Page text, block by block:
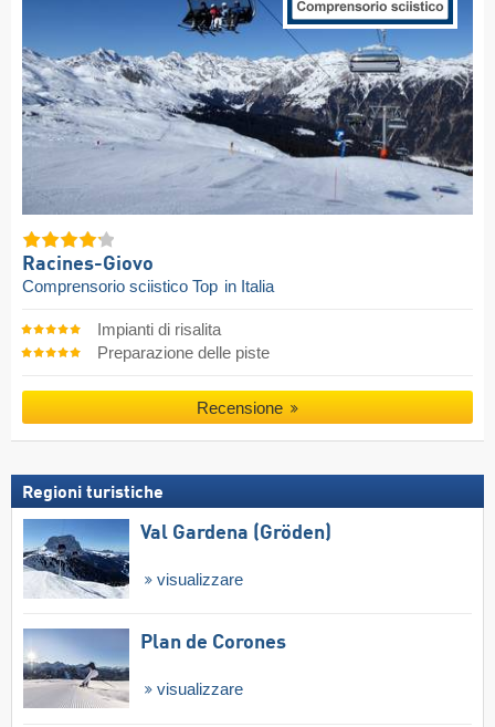
Racines-Giovo
Comprensorio sciistico Top in Italia
Impianti di risalita
Preparazione delle piste
Recensione
Regioni turistiche
Val Gardena (Gröden)
visualizzare
Plan de Corones
visualizzare